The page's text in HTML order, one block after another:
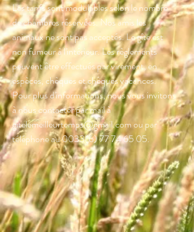
Les tarifs sont modulables selon le nombre
de chambres réservées. Nos amis les
animaux ne sont pas acceptés. Le gîte est
nonfumeur à l'intérieur. Les règlements
peuvent être effectués par virement, en
espèces, chèques et chèques vacances.
Pour plus d'informations, nous vous invitons
à nous contacter par mail à
gitelemeilleurtemps@gmail.comou par
téléphone au0033(6) 77 74 65 05.